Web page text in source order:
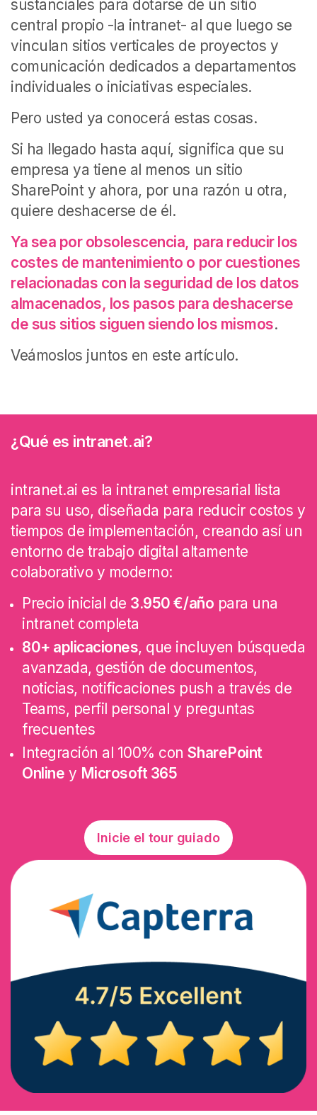
sustanciales para dotarse de un sitio
central propio -la intranet- al que luego se
vinculan sitios verticales de proyectos y
comunicación dedicados a departamentos
individuales o iniciativas especiales.
Pero usted ya conocerá estas cosas.
Si ha llegado hasta aquí, significa que su
empresa ya tiene al menos un sitio
SharePoint y ahora, por una razón u otra,
quiere deshacerse de él.
Ya sea por obsolescencia, para reducir los
costes de mantenimiento o por cuestiones
relacionadas con la seguridad de los datos
almacenados, los pasos para deshacerse
de sus sitios siguen siendo los mismos.
Veámoslos juntos en este artículo.
¿Qué es intranet.ai?
intranet.ai es la intranet empresarial lista
para su uso, diseñada para reducir costos y
tiempos de implementación, creando así un
entorno de trabajo digital altamente
colaborativo y moderno:
Precio inicial de 3.950 €/año para una
intranet completa
80+ aplicaciones, que incluyen búsqueda
avanzada, gestión de documentos,
noticias, notificaciones push a través de
Teams, perfil personal y preguntas
frecuentes
Integración al 100% conSharePoint
Online y Microsoft 365
Inicie el tour guiado